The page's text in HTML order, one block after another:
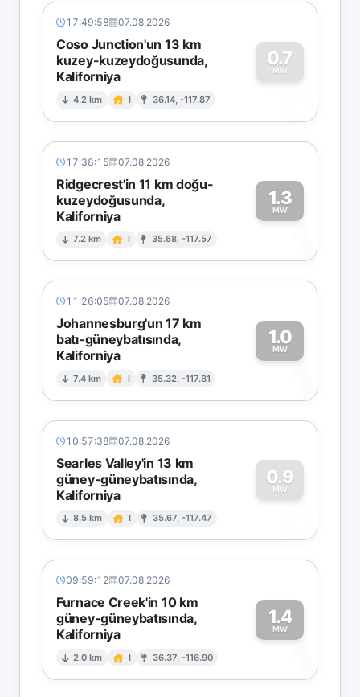
17:49:58 07.08.2026
Coso Junction'un 13 km
kuzey-kuzeydoğusunda,
Kaliforniya
4.2 km I 36.14, -117.87
0.7
MW
0
17:38:15 07.08.2026
Ridgecrest'in 11 km doğu-
kuzeydoğusunda,
Kaliforniya
7.2 km I 35.68, -117.57
1.3
MW
1
11:26:05 07.08.2026
Johannesburg'un 17 km
batı-güneybatısında,
Kaliforniya
7.4 km I 35.32, -117.81
1.0
MW
1
10:57:38 07.08.2026
Searles Valley'in 13 km
güney-güneybatısında,
Kaliforniya
8.5 km I 35.67, -117.47
0.9
MW
0
09:59:12 07.08.2026
Furnace Creek'in 10 km
güney-güneybatısında,
Kaliforniya
2.0 km I 36.37, -116.90
1.4
MW
1